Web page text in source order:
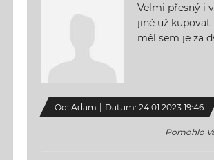
Velmi přesný i
jiné už kupovat
měl sem je za
Od: Adam | Datum: 24.01.2023 19:46
Pomohlo